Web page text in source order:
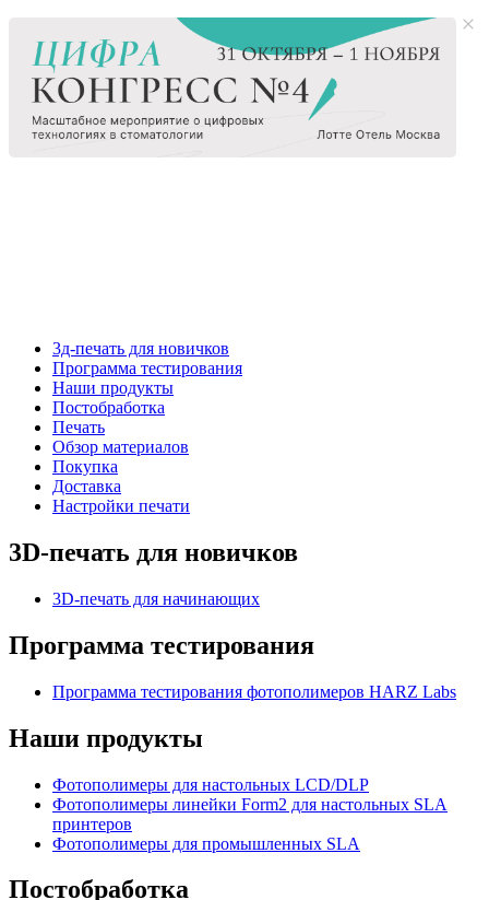
3д-печать для новичков
Программа тестирования
Наши продукты
Постобработка
Печать
Обзор материалов
Покупка
Доставка
Настройки печати
3D-печать для новичков
3D-печать для начинающих
Программа тестирования
Программа тестирования фотополимеров HARZ Labs
Наши продукты
Фотополимеры для настольных LCD/DLP
Фотополимеры линейки Form2 для настольных SLA
принтеров
Фотополимеры для промышленных SLA
Постобработка